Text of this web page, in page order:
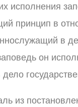
исполнения
принцип в
в
он
из